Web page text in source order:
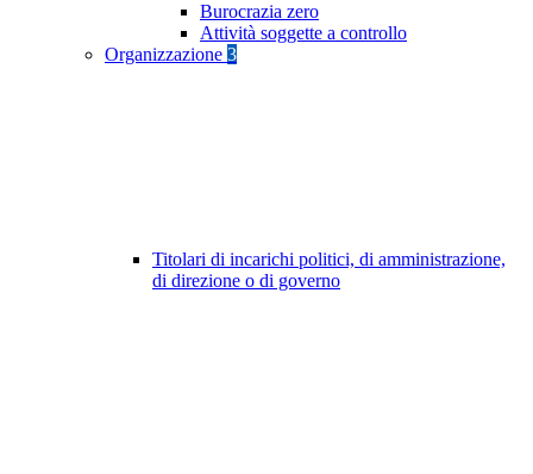
Burocrazia zero
Attività soggette a controllo
Organizzazione 3
Titolari di incarichi politici, di amministrazione,
di direzione o di governo